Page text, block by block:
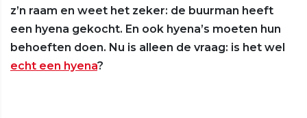
z’n raam en weet het zeker: de buurman heeft
een hyena gekocht. En ook hyena’s moeten hun
behoeften doen. Nu is alleen de vraag: is het wel
echt een hyena?